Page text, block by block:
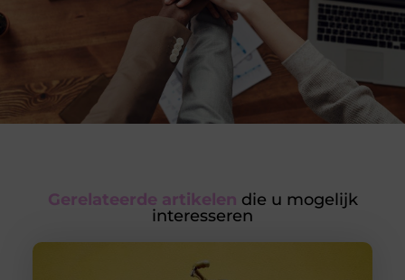
Gerelateerde artikelen die u mogelijk
interesseren